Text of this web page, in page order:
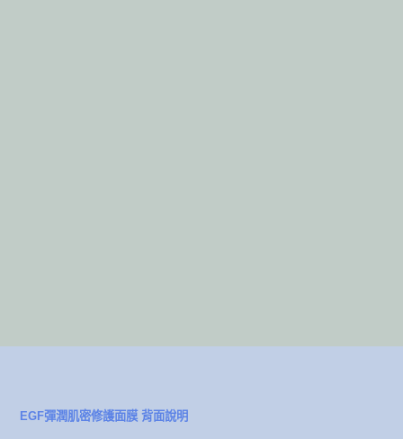
EGF彈潤肌密修護面膜 背面說明